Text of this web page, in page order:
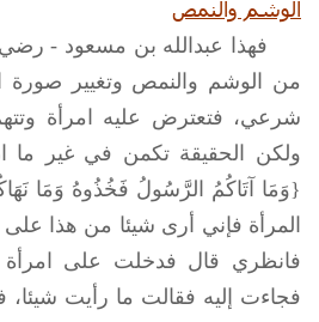
الوشم والنمص
فهذا عبدالله بن مسعود - رضي
من الوشم والنمص وتغيير
شرعي، فتعترض عليه امرأة
ولكن الحقيقة تكمن في غير ما
{وَمَا آتَاكُمُ الرَّسُولُ فَخُذُوهُ وَمَا
المرأة فإني أرى شيئا من هذا على
فانظري قال فدخلت على امرأة
فجاءت إليه فقالت ما رأيت شيئا،